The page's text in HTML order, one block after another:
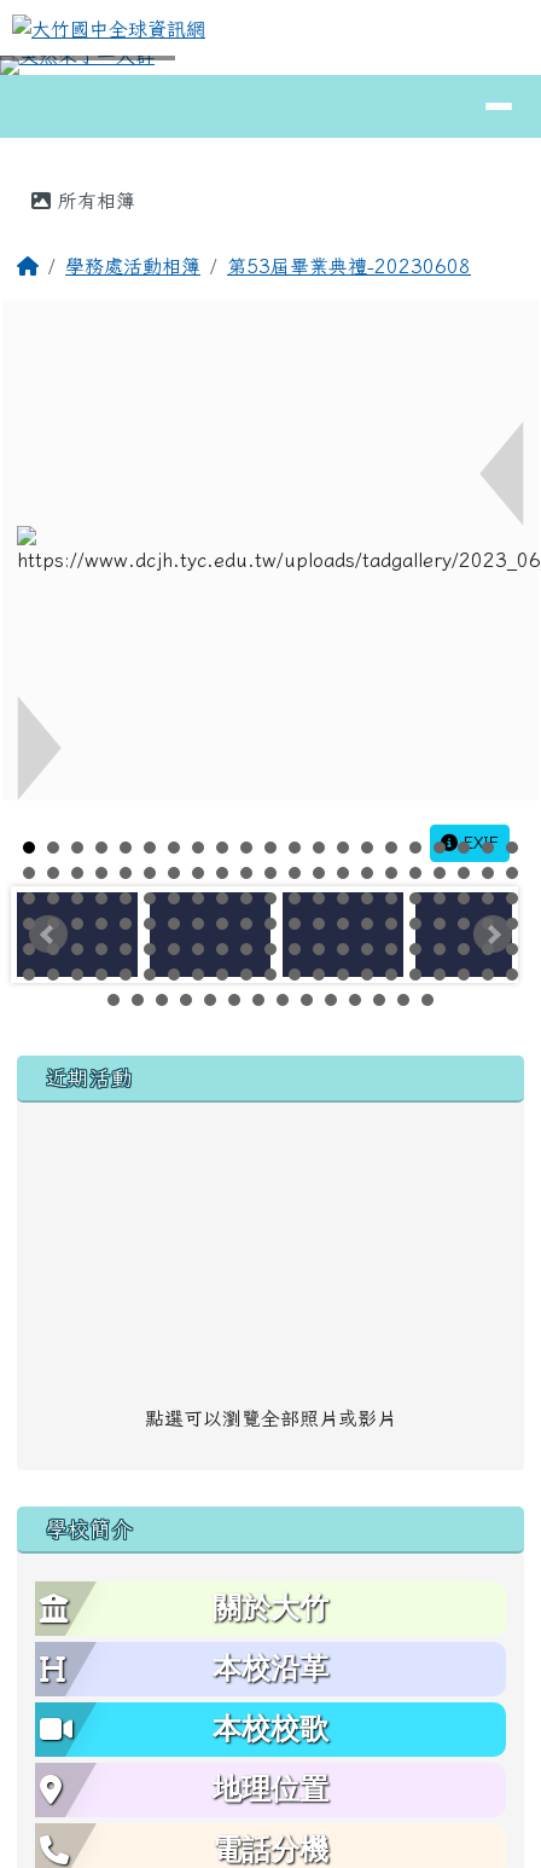
跳至主內容區
大竹國中全球資訊網
⏸
所有相簿
回首頁學務處活動相簿 第53屆畢業典禮-20230608
EXIF
左邊區域內容
近期活動
點選可以瀏覽全部照片或影片
學校簡介
關於大竹
本校沿革
本校校歌
地理位置
電話分機